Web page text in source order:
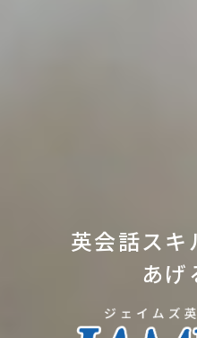
英会話スキ
あげ